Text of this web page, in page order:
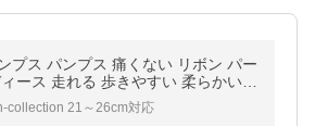
プス パンプス 痛くない リボン パー
ース 走れる 歩きやすい 柔らかい
VIVIAN ZOZO ポインテッ
イード セレモニー
collection 21～26cm対応